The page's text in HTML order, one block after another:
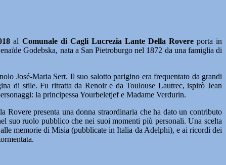
al Comunale di Cagli Lucrezia Lante Della Rovereporta in
Godebska, nata a San Pietroburgo nel 1872 da una famiglia di
José-Maria Sert. Il suo salotto parigino era frequentato da grandi
di stile. Fu ritratta da Renoir e da Toulouse Lautrec, ispirò Jean
la principessa Yourbeletjef e Madame Verdurin.
presenta una donna straordinaria che ha dato un contributo
suo ruolo pubblico che nei suoi momenti più personali. Una scelta
memorie di Misia (pubblicate in Italia da Adelphi), e ai ricordi dei